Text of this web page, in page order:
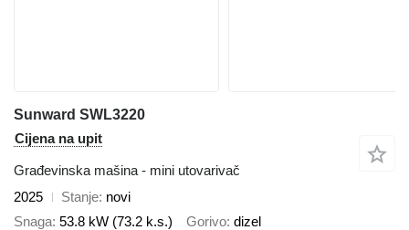
Sunward SWL3220
Cijena na upit
Građevinska mašina - mini utovarivač
2025
Stanje novi
Snaga 53.8 kW (73.2 k.s.) Gorivo dizel